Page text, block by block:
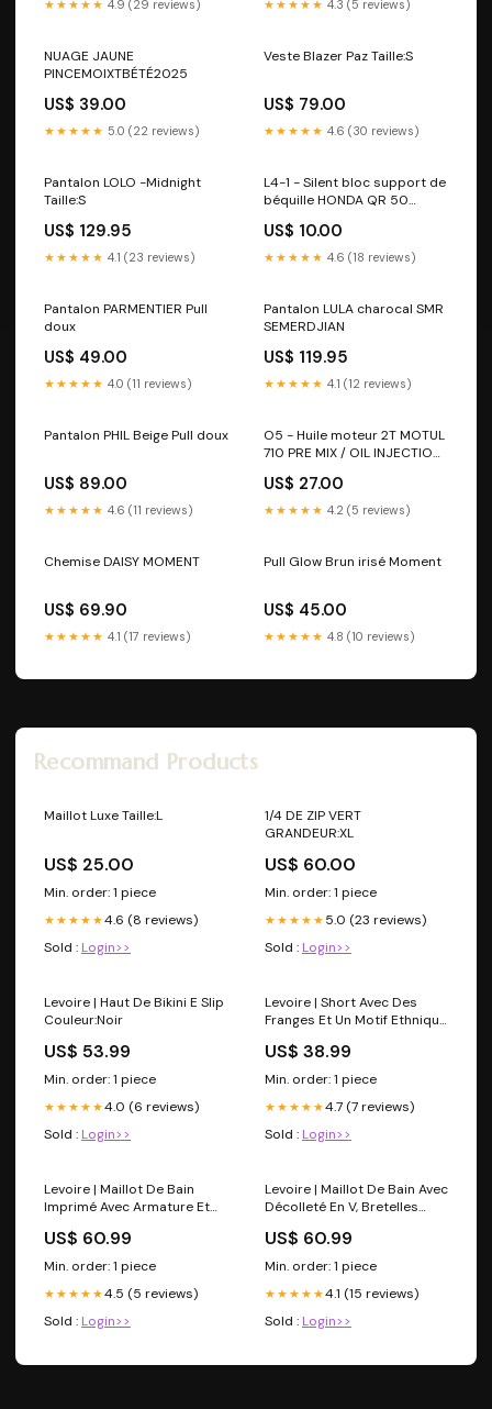
★★★★★ 4.9 (29 reviews) ★★★★★ 4.3 (5 reviews)
NUAGE JAUNE
PINCEMOIXTBÉTÉ2025
US$ 39.00
★★★★★ 5.0 (22 reviews)
Veste Blazer Paz Taille:S
US$ 79.00
★★★★★ 4.6 (30 reviews)
Pantalon LOLO -Midnight
Taille:S
US$ 129.95
★★★★★ 4.1 (23 reviews)
L4-1 - Silent bloc support de
béquille HONDA QR 50
US$ 10.00
★★★★★ 4.6 (18 reviews)
Pantalon PARMENTIER Pull
doux
US$ 49.00
★★★★★ 4.0 (11 reviews)
Pantalon LULA charocal SMR
SEMERDJIAN
US$ 119.95
★★★★★ 4.1 (12 reviews)
Pantalon PHIL Beige Pull doux
US$ 89.00
★★★★★ 4.6 (11 reviews)
O5 - Huile moteur 2T MOTUL
710 PRE MIX / OIL INJECTION
US$ 27.00
★★★★★ 4.2 (5 reviews)
Chemise DAISY MOMENT
US$ 69.90
★★★★★ 4.1 (17 reviews)
Pull Glow Brun irisé Moment
US$ 45.00
★★★★★ 4.8 (10 reviews)
Recommand Products
Maillot Luxe Taille:L
US$ 25.00
Min. order: 1 piece
★★★★★4.6 (8 reviews)
Sold : Login>>
1/4 DE ZIP VERT
GRANDEUR:XL
US$ 60.00
Min. order: 1 piece
★★★★★ 5.0 (23 reviews)
Sold : Login>>
Levoire | Haut De Bikini E Slip
Couleur:Noir
US$ 53.99
Min. order: 1 piece
★★★★★4.0 (6 reviews)
Sold : Login>>
Levoire | Short Avec Des
Franges Et Un Motif Ethnique
US$ 38.99
Min. order: 1 piece
★★★★★4.7 (7 reviews)
Sold : Login>>
Levoire | Maillot De Bain
Imprimé Avec Armature Et
sky_blue
US$ 60.99
Min. order: 1 piece
★★★★★4.5 (5 reviews)
Sold : Login>>
Levoire | Maillot De Bain Avec
Décolleté En V, Bretelles
Transparents 01/30/2021
US$ 60.99
Min. order: 1 piece
★★★★★4.1 (15 reviews)
Sold : Login>>